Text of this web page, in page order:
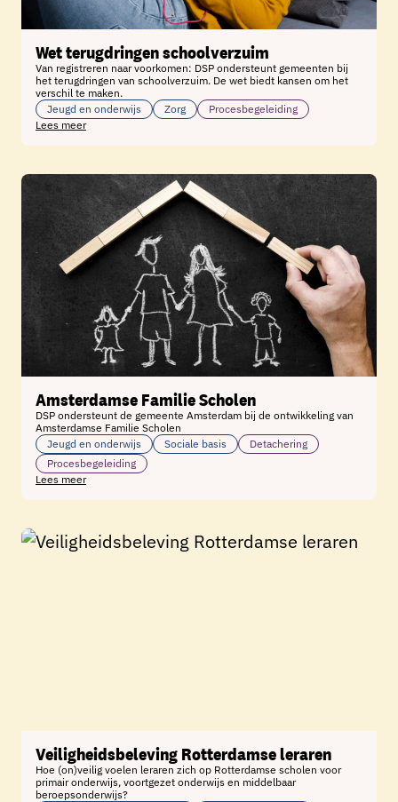
Wet terugdringen schoolverzuim
Van registreren naar voorkomen: DSP ondersteunt gemeenten bij
het terugdringen van schoolverzuim. De wet biedt kansen om het
verschil te maken.
Jeugd en onderwijs
Zorg
Procesbegeleiding
Lees meer
Amsterdamse Familie Scholen
DSP ondersteunt de gemeente Amsterdam bij de ontwikkeling van
Amsterdamse Familie Scholen
Jeugd en onderwijs
Sociale basis
Detachering
Procesbegeleiding
Lees meer
Veiligheidsbeleving Rotterdamse leraren
Hoe (on)veilig voelen leraren zich op Rotterdamse scholen voor
primair onderwijs, voortgezet onderwijs en middelbaar
beroepsonderwijs?